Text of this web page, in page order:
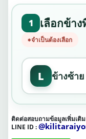
1 เลือกข้า
จำเป็นต้องเลือก
L ข้างซ้าย
ติดต่อสอบถามข้อมูลเพิ่มเติม
LINE ID :